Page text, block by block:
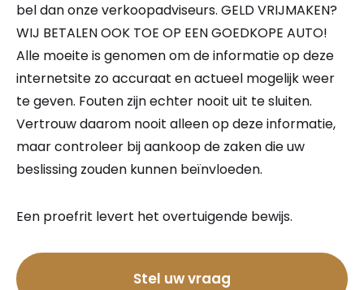
bel dan onze verkoopadviseurs. GELD VRIJMAKEN?
WIJ BETALEN OOK TOE OP EEN GOEDKOPE AUTO!
Alle moeite is genomen om de informatie op deze
internetsite zo accuraat en actueel mogelijk weer
te geven. Fouten zijn echter nooit uit te sluiten.
Vertrouw daarom nooit alleen op deze informatie,
maar controleer bij aankoop de zaken die uw
beslissing zouden kunnen beïnvloeden.
Een proefrit levert het overtuigende bewijs.
Stel uw vraag